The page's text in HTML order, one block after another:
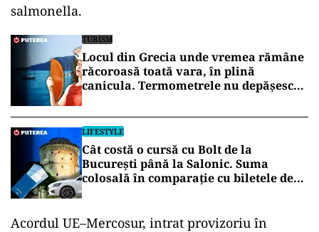
salmonella.
TURISM
Locul din Grecia unde vremea rămâne
răcoroasă toată vara, în plină
canicula. Termometrele nu depășesc
LIFESTYLE
Cât costă o cursă cu Bolt de la
București până la Salonic. Suma
colosală în comparație cu biletele de
Acordul UE–Mercosur, intrat provizoriu în